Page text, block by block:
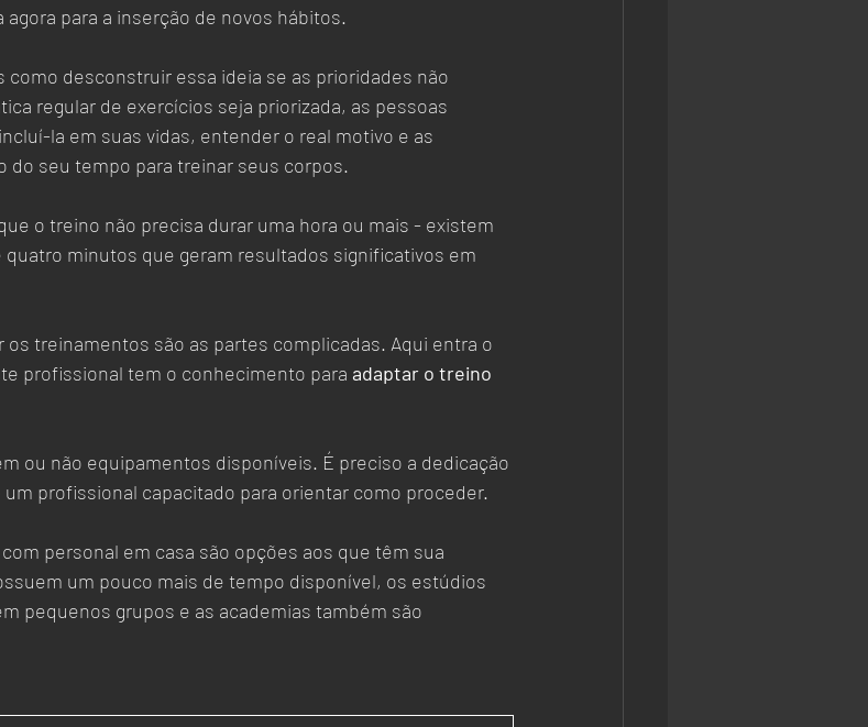
para a inserção de novos hábitos.
desconstruir essa ideia se as prioridades não
regular de exercícios seja priorizada, as pessoas
la em suas vidas, entender o real motivo e as
do seu tempo para treinar seus corpos.
o treino não precisa durar uma hora ou mais - existem
minutos que geram resultados significativos em
os treinamentos são as partes complicadas. Aqui entra o
profissional tem o conhecimento para adaptar o treino
ou não equipamentos disponíveis. É preciso a dedicação
profissional capacitado para orientar como proceder.
personal em casa são opções aos que têm sua
um pouco mais de tempo disponível, os estúdios
pequenos grupos e as academias também são